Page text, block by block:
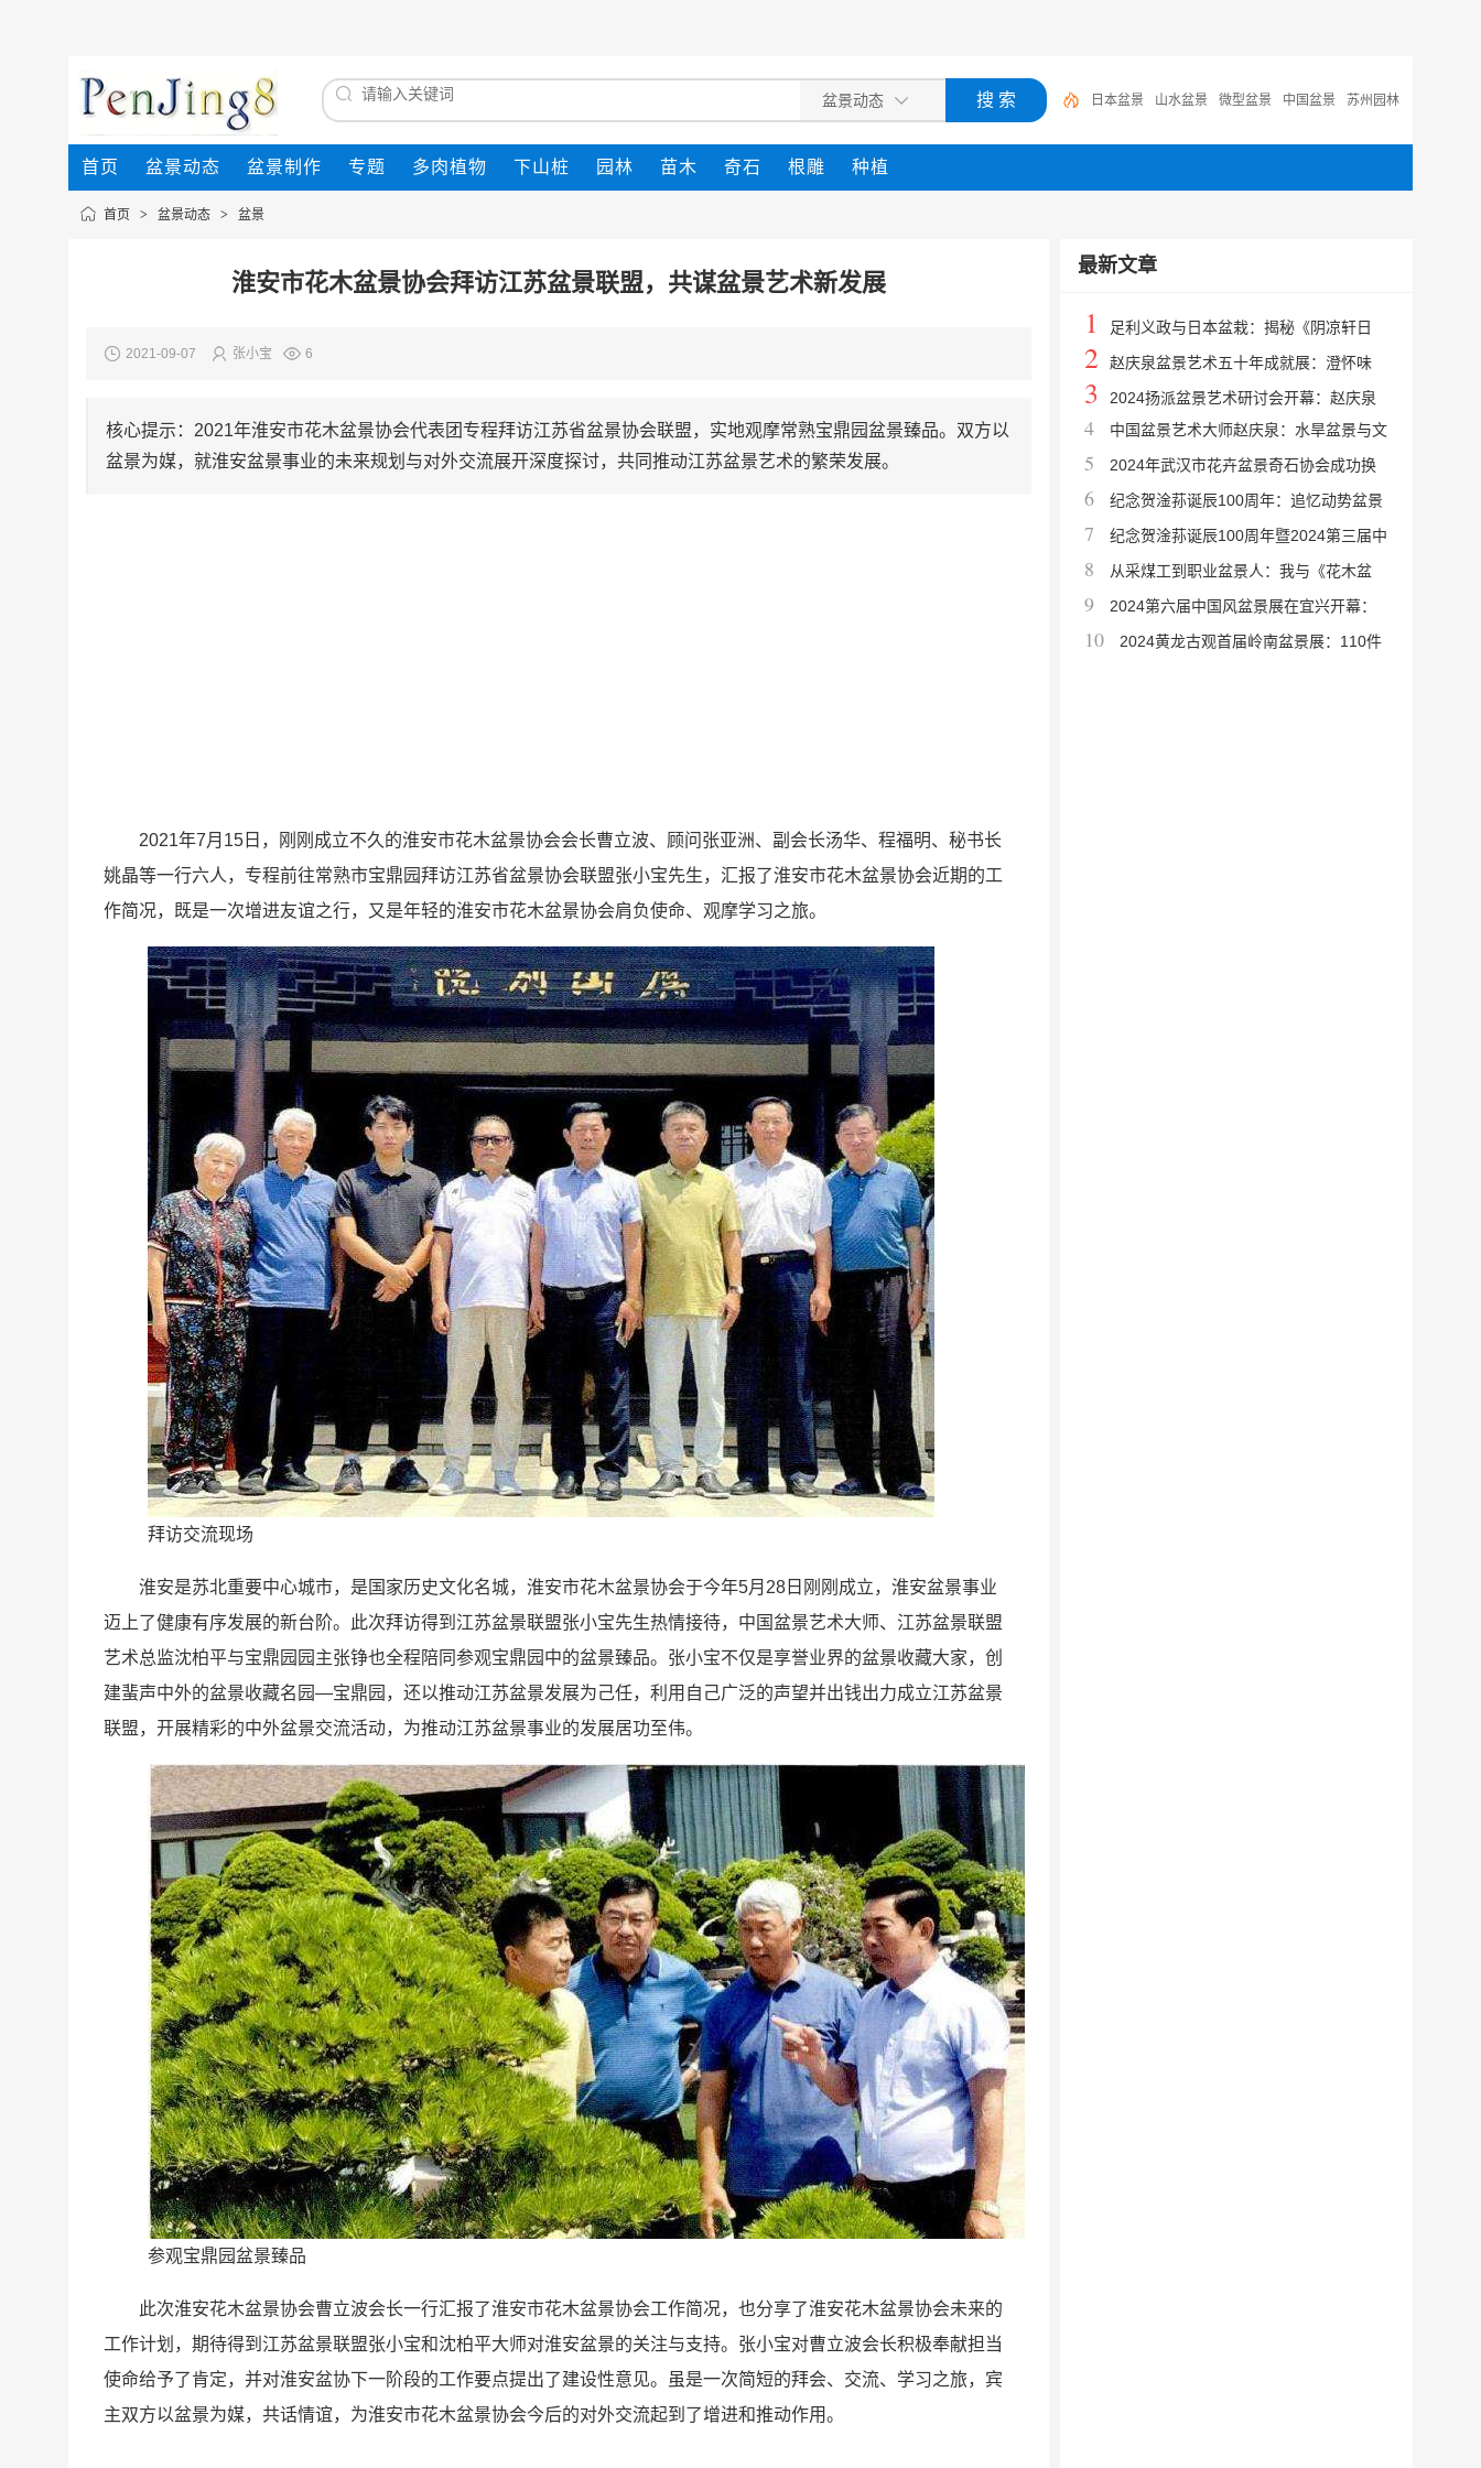
日本盆景 山水盆景 微型盆景 中国盆景 苏州园林
卡 红豆杉盆景 常州盆景 日本松树盆景 灵芝盆景
黄杨
首页 盆景动态 盆景制作 专题 多肉植物 下山桩 园林 苗木 奇石 根雕 种植
首页 > 盆景动态 > 盆景
淮安市花木盆景协会拜访江苏盆景联盟，共谋盆景艺术新发展
2021-09-07 张小宝 6
核心提示：2021年淮安市花木盆景协会代表团专程拜访江苏省盆景协会联盟，实地观摩常熟宝鼎园盆景臻品。双方以
盆景为媒，就淮安盆景事业的未来规划与对外交流展开深度探讨，共同推动江苏盆景艺术的繁荣发展。
2021年7月15日，刚刚成立不久的淮安市花木盆景协会会长曹立波、顾问张亚洲、副会长汤华、程福明、秘书长
姚晶等一行六人，专程前往常熟市宝鼎园拜访江苏省盆景协会联盟张小宝先生，汇报了淮安市花木盆景协会近期的工
作简况，既是一次增进友谊之行，又是年轻的淮安市花木盆景协会肩负使命、观摩学习之旅。
拜访交流现场
淮安是苏北重要中心城市，是国家历史文化名城，淮安市花木盆景协会于今年5月28日刚刚成立，淮安盆景事业
迈上了健康有序发展的新台阶。此次拜访得到江苏盆景联盟张小宝先生热情接待，中国盆景艺术大师、江苏盆景联盟
艺术总监沈柏平与宝鼎园园主张铮也全程陪同参观宝鼎园中的盆景臻品。张小宝不仅是享誉业界的盆景收藏大家，创
建蜚声中外的盆景收藏名园—宝鼎园，还以推动江苏盆景发展为己任，利用自己广泛的声望并出钱出力成立江苏盆景
联盟，开展精彩的中外盆景交流活动，为推动江苏盆景事业的发展居功至伟。
参观宝鼎园盆景臻品
此次淮安花木盆景协会曹立波会长一行汇报了淮安市花木盆景协会工作简况，也分享了淮安花木盆景协会未来的
工作计划，期待得到江苏盆景联盟张小宝和沈柏平大师对淮安盆景的关注与支持。张小宝对曹立波会长积极奉献担当
使命给予了肯定，并对淮安盆协下一阶段的工作要点提出了建设性意见。虽是一次简短的拜会、交流、学习之旅，宾
主双方以盆景为媒，共话情谊，为淮安市花木盆景协会今后的对外交流起到了增进和推动作用。
最新文章
1
足利义政与日本盆栽：揭秘《阴凉轩日
录》中的将军志趣与东山美学
2
赵庆泉盆景艺术五十年成就展：澄怀味
象，探寻中国人文盆景巅峰境界
3
2024扬派盆景艺术研讨会开幕：赵庆泉
从艺50年成就展亮相瘦西湖
4
中国盆景艺术大师赵庆泉：水旱盆景与文
人树宗师，国家级非遗传承人
5
2024年武汉市花卉盆景奇石协会成功换
届：张伍苹当选会长
6
纪念贺淦荪诞辰100周年：追忆动势盆景
宗师的艺术人生与教育精神
7
纪念贺淦荪诞辰100周年暨2024第三届中
国动势盆景展在海口成功举办
8
从采煤工到职业盆景人：我与《花木盆
景》杂志相伴30年的艺术之路
9
2024第六届中国风盆景展在宜兴开幕：
全球大师齐聚，共赏百余件艺术
10
2024黄龙古观首届岭南盆景展：110件